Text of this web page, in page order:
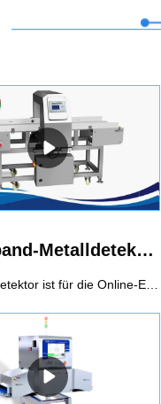
Förderband-Metalldetektor
Der Metalldetektor ist für die Online-Erkennung von verpackten und unverpackten Produkten geeignet und erkennt Eisenmetallverunreinigungen (Fe), Nichteisenmetallverunreinigungen (Kupfer, Aluminium) und Edelstahl, um zu verhindern, dass sie in das Produkt gelangen.Empfohlene Verwendung des Förderband-Metalldetektors1. Frequenzauswahlfunktion, zwei Frequenzen können ausgewählt werden, um zu verschiedenen Produkten zu passen2. Dual-Erkennungssystem stellt sicher, dass Fe und Sus die beste Empfindlichkeit erreichen3. Die Auto-Balance-Funktion sorgt für eine stabile Erkennung